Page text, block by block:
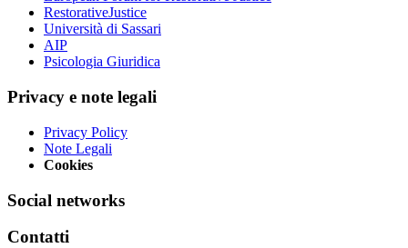
RestorativeJustice
Università di Sassari
AIP
Psicologia Giuridica
Privacy e note legali
Privacy Policy
Note Legali
Cookies
Social networks
Contatti